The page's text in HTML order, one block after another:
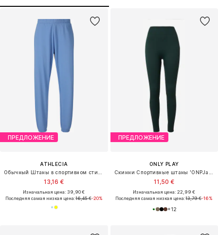
ПРЕДЛОЖЕНИЕ
ATHLECIA
13,16 €
Изначальная цена: 39,90 €
Последняя самая низкая цена:16,45 €-20%
ПРЕДЛОЖЕНИЕ
ONLY PLAY
11,50 €
Изначальная цена: 22,99 €
Последняя самая низкая цена:13,79 €-16%
+12